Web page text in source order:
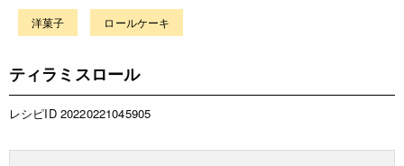
洋菓子 ロールケーキ
ティラミスロール
レシピID 20220221045905